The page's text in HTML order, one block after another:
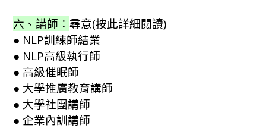
六、講師： 尋意(按此詳細閱讀)
● NLP訓練師結業
● NLP高級執行師
● 高級催眠師
● 大學推廣教育講師
● 大學社團講師
● 企業內訓講師